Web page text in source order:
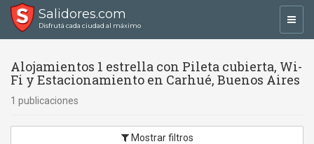
Salidores.com
Disfrutá cada ciudad al máximo
Alojamientos 1 estrella con Pileta cubierta, Wi-
Fi y Estacionamiento en Carhué, Buenos Aires
1 publicaciones
Mostrar filtros